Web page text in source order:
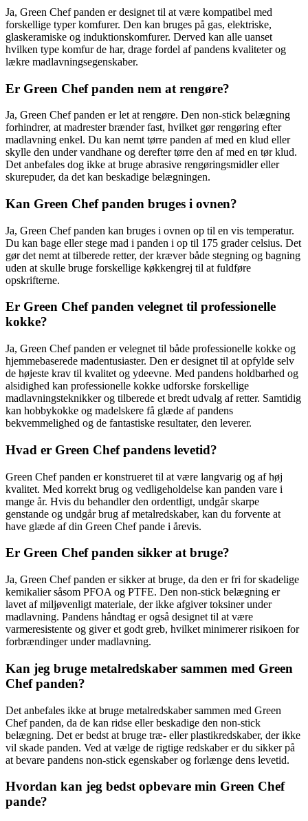
Ja, Green Chef panden er designet til at være kompatibel med
forskellige typer komfurer. Den kan bruges på gas, elektriske,
glaskeramiske og induktionskomfurer. Derved kan alle uanset
hvilken type komfur de har, drage fordel af pandens kvaliteter og
lækre madlavningsegenskaber.
Er Green Chef panden nem at rengøre?
Ja, Green Chef panden er let at rengøre. Den non-stick belægning
forhindrer, at madrester brænder fast, hvilket gør rengøring efter
madlavning enkel. Du kan nemt tørre panden af med en klud eller
skylle den under vandhane og derefter tørre den af med en tør klud.
Det anbefales dog ikke at bruge abrasive rengøringsmidler eller
skurepuder, da det kan beskadige belægningen.
Kan Green Chef panden bruges i ovnen?
Ja, Green Chef panden kan bruges i ovnen op til en vis temperatur.
Du kan bage eller stege mad i panden i op til 175 grader celsius. Det
gør det nemt at tilberede retter, der kræver både stegning og bagning
uden at skulle bruge forskellige køkkengrej til at fuldføre
opskrifterne.
Er Green Chef panden velegnet til professionelle
kokke?
Ja, Green Chef panden er velegnet til både professionelle kokke og
hjemmebaserede madentusiaster. Den er designet til at opfylde selv
de højeste krav til kvalitet og ydeevne. Med pandens holdbarhed og
alsidighed kan professionelle kokke udforske forskellige
madlavningsteknikker og tilberede et bredt udvalg af retter. Samtidig
kan hobbykokke og madelskere få glæde af pandens
bekvemmelighed og de fantastiske resultater, den leverer.
Hvad er Green Chef pandens levetid?
Green Chef panden er konstrueret til at være langvarig og af høj
kvalitet. Med korrekt brug og vedligeholdelse kan panden vare i
mange år. Hvis du behandler den ordentligt, undgår skarpe
genstande og undgår brug af metalredskaber, kan du forvente at
have glæde af din Green Chef pande i årevis.
Er Green Chef panden sikker at bruge?
Ja, Green Chef panden er sikker at bruge, da den er fri for skadelige
kemikalier såsom PFOA og PTFE. Den non-stick belægning er
lavet af miljøvenligt materiale, der ikke afgiver toksiner under
madlavning. Pandens håndtag er også designet til at være
varmeresistente og giver et godt greb, hvilket minimerer risikoen for
forbrændinger under madlavning.
Kan jeg bruge metalredskaber sammen med Green
Chef panden?
Det anbefales ikke at bruge metalredskaber sammen med Green
Chef panden, da de kan ridse eller beskadige den non-stick
belægning. Det er bedst at bruge træ- eller plastikredskaber, der ikke
vil skade panden. Ved at vælge de rigtige redskaber er du sikker på
at bevare pandens non-stick egenskaber og forlænge dens levetid.
Hvordan kan jeg bedst opbevare min Green Chef
pande?